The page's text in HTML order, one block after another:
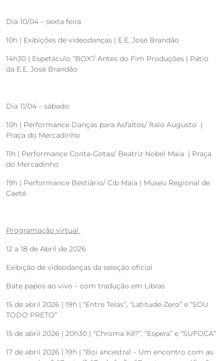
Dia 10/04 – sexta feira
10h | Exibições de videodanças | E.E. José Brandão
14h30 | Espetáculo “BOX”/ Antes do Fim Produções | Pátio
da E.E. José Brandão
Dia 11/04 – sábado
10h | Performance Danças para Asfaltos/ Ítalo Augusto |
Praça do Mercadinho
11h | Performance Conta-Gotas/ Beatriz Nobel Maia | Praça
do Mercadinho
19h | Performance Bestiário/ Cib Maia | Museu Regional de
Caeté
Programação virtual
12 a 18 de Abril de 2026
Exibição de videodanças da seleção oficial
Bate papos ao vivo – com tradução em Libras
15 de abril 2026 | 19h | “Entre Telas”, “Latitude-Zero” e “SOU
TODO PRETO”
15 de abril 2026 | 20h30 | “Chroma Kê?”, “Espera” e “SUFOCA”
17 de abril 2026 | 19h | “Boi ancestral – Um encontro com as